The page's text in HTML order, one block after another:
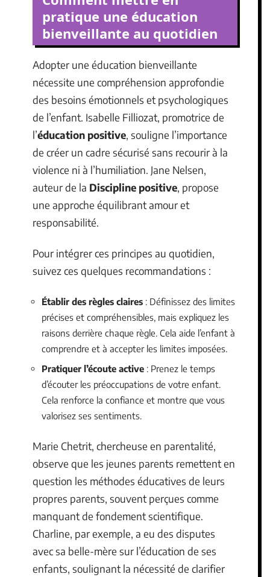
pratique une éducation
bienveillante au quotidien
Adopter une éducation bienveillante
nécessite une compréhension approfondie
des besoins émotionnels et psychologiques
de l’enfant. Isabelle Filliozat, promotrice de
l’éducation positive, souligne l’importance
de créer un cadre sécurisé sans recourir à la
violence ni à l’humiliation. Jane Nelsen,
auteur de la Discipline positive, propose
une approche équilibrant amour et
responsabilité.
Pour intégrer ces principes au quotidien,
suivez ces quelques recommandations :
Établir des règles claires : Définissez des limites
précises et compréhensibles, mais expliquez les
raisons derrière chaque règle. Cela aide l’enfant à
comprendre et à accepter les limites imposées.
Pratiquer l’écoute active : Prenez le temps
d’écouter les préoccupations de votre enfant.
Cela renforce la confiance et montre que vous
valorisez ses sentiments.
Marie Chetrit, chercheuse en parentalité,
observe que les jeunes parents remettent en
question les méthodes éducatives de leurs
propres parents, souvent perçues comme
manquant de fondement scientifique.
Charline, par exemple, a eu des disputes
avec sa belle-mère sur l’éducation de ses
enfants, soulignant la nécessité de clarifier